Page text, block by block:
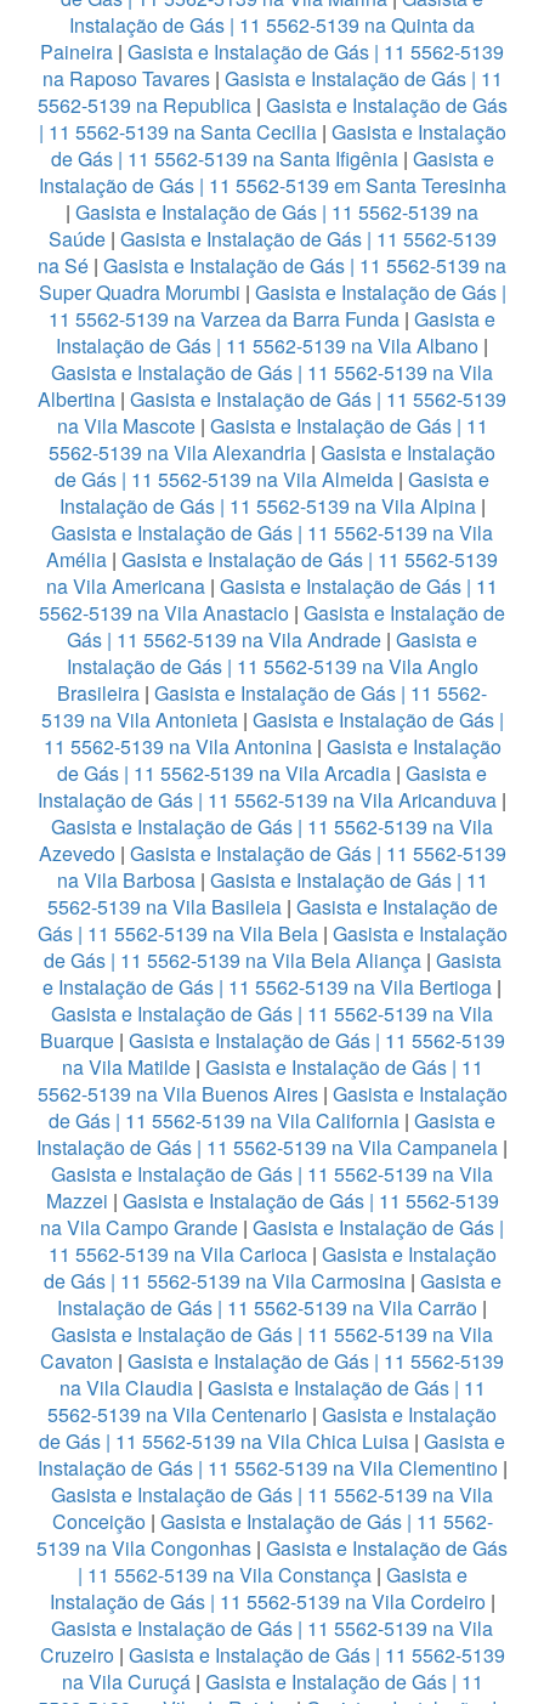
Instalação de Gás | 11 5562-5139 na Quinta da
Paineira | Gasista e Instalação de Gás | 11 5562-5139
na Raposo Tavares| Gasista e Instalação de Gás | 11
5562-5139 na Republica| Gasista e Instalação de Gás
| 11 5562-5139 na Santa Cecilia| Gasista e Instalação
de Gás | 11 5562-5139 na Santa Ifigênia | Gasista e
Instalação de Gás | 11 5562-5139 em Santa Teresinha
| Gasista e Instalação de Gás | 11 5562-5139 na
Saúde| Gasista e Instalação de Gás | 11 5562-5139
na Sé | Gasista e Instalação de Gás | 11 5562-5139 na
Super Quadra Morumbi | Gasista e Instalação de Gás |
11 5562-5139 na Varzea da Barra Funda | Gasista e
Instalação de Gás | 11 5562-5139 na Vila Albano |
Gasista e Instalação de Gás | 11 5562-5139 na Vila
Albertina | Gasista e Instalação de Gás | 11 5562-5139
na Vila Mascote| Gasista e Instalação de Gás | 11
5562-5139 na Vila Alexandria | Gasista e Instalação
de Gás | 11 5562-5139 na Vila Almeida | Gasista e
Instalação de Gás | 11 5562-5139 na Vila Alpina |
Gasista e Instalação de Gás | 11 5562-5139 na Vila
Amélia | Gasista e Instalação de Gás | 11 5562-5139
na Vila Americana | Gasista e Instalação de Gás | 11
5562-5139 na Vila Anastacio | Gasista e Instalação de
Gás | 11 5562-5139 na Vila Andrade | Gasista e
Instalação de Gás | 11 5562-5139 na Vila Anglo
Brasileira | Gasista e Instalação de Gás | 11 5562-
5139 na Vila Antonieta| Gasista e Instalação de Gás |
11 5562-5139 na Vila Antonina| Gasista e Instalação
de Gás | 11 5562-5139 na Vila Arcadia | Gasista e
Instalação de Gás | 11 5562-5139 na Vila Aricanduva |
Gasista e Instalação de Gás | 11 5562-5139 na Vila
Azevedo| Gasista e Instalação de Gás | 11 5562-5139
na Vila Barbosa| Gasista e Instalação de Gás | 11
5562-5139 na Vila Basileia| Gasista e Instalação de
Gás | 11 5562-5139 na Vila Bela| Gasista e Instalação
de Gás | 11 5562-5139 na Vila Bela Aliança| Gasista
e Instalação de Gás | 11 5562-5139 na Vila Bertioga |
Gasista e Instalação de Gás | 11 5562-5139 na Vila
Buarque| Gasista e Instalação de Gás | 11 5562-5139
na Vila Matilde| Gasista e Instalação de Gás | 11
5562-5139 na Vila Buenos Aires| Gasista e Instalação
de Gás | 11 5562-5139 na Vila California | Gasista e
Instalação de Gás | 11 5562-5139 na Vila Campanela |
Gasista e Instalação de Gás | 11 5562-5139 na Vila
Mazzei | Gasista e Instalação de Gás | 11 5562-5139
na Vila Campo Grande | Gasista e Instalação de Gás |
11 5562-5139 na Vila Carioca| Gasista e Instalação
de Gás | 11 5562-5139 na Vila Carmosina| Gasista e
Instalação de Gás | 11 5562-5139 na Vila Carrão |
Gasista e Instalação de Gás | 11 5562-5139 na Vila
Cavaton | Gasista e Instalação de Gás | 11 5562-5139
na Vila Claudia| Gasista e Instalação de Gás | 11
5562-5139 na Vila Centenario | Gasista e Instalação
de Gás | 11 5562-5139 na Vila Chica Luisa | Gasista e
Instalação de Gás | 11 5562-5139 na Vila Clementino|
Gasista e Instalação de Gás | 11 5562-5139 na Vila
Conceição| Gasista e Instalação de Gás | 11 5562-
5139 na Vila Congonhas | Gasista e Instalação de Gás
| 11 5562-5139 na Vila Constança| Gasista e
Instalação de Gás | 11 5562-5139 na Vila Cordeiro|
Gasista e Instalação de Gás | 11 5562-5139 na Vila
Cruzeiro | Gasista e Instalação de Gás | 11 5562-5139
na Vila Curuçá | Gasista e Instalação de Gás | 11